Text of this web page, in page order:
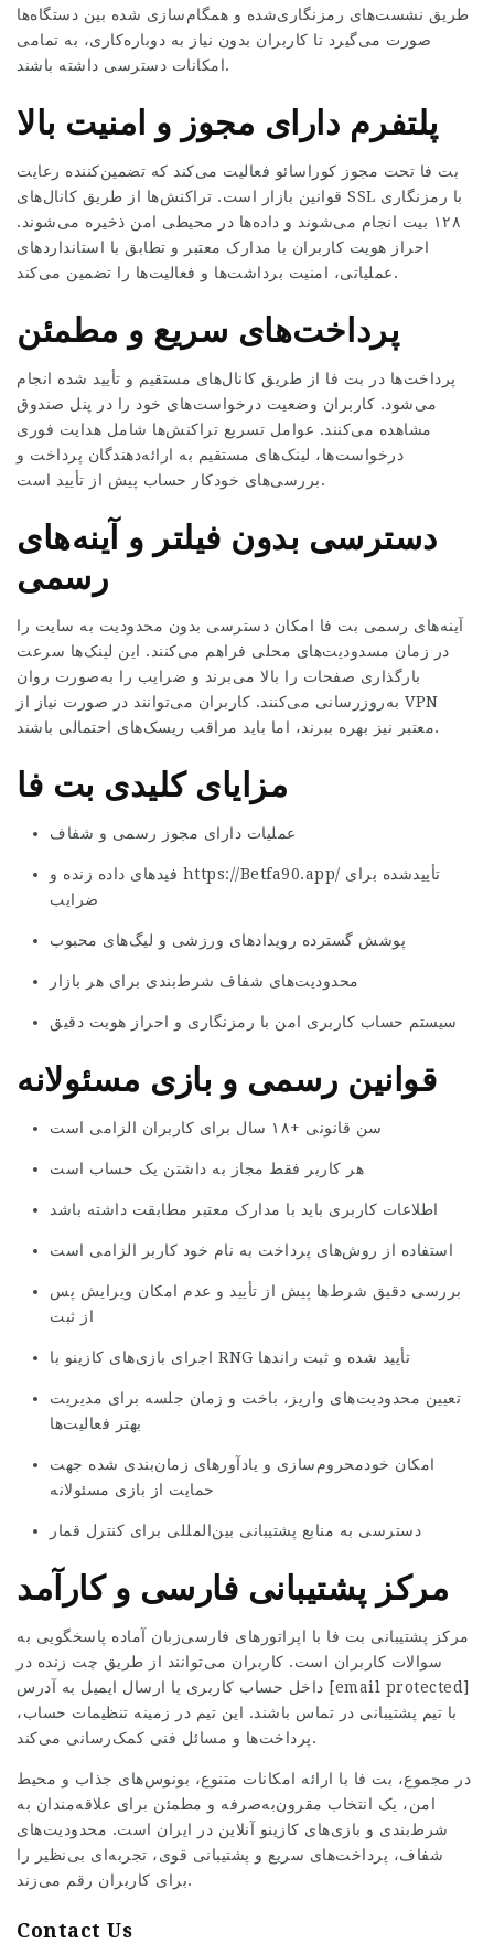
طریق نشست‌های رمزنگاری‌شده و همگام‌سازی شده بین دستگاه‌ها
صورت می‌گیرد تا کاربران بدون نیاز به دوباره‌کاری، به تمامی
امکانات دسترسی داشته باشند.
پلتفرم دارای مجوز و امنیت بالا
بت فا تحت مجوز کوراسائو فعالیت می‌کند که تضمین‌کننده رعایت
قوانین بازار است. تراکنش‌ها از طریق کانال‌های SSL با رمزنگاری
۱۲۸ بیت انجام می‌شوند و داده‌ها در محیطی امن ذخیره می‌شوند.
احراز هویت کاربران با مدارک معتبر و تطابق با استانداردهای
عملیاتی، امنیت برداشت‌ها و فعالیت‌ها را تضمین می‌کند.
پرداخت‌های سریع و مطمئن
پرداخت‌ها در بت فا از طریق کانال‌های مستقیم و تأیید شده انجام
می‌شود. کاربران وضعیت درخواست‌های خود را در پنل صندوق
مشاهده می‌کنند. عوامل تسریع تراکنش‌ها شامل هدایت فوری
درخواست‌ها، لینک‌های مستقیم به ارائه‌دهندگان پرداخت و
بررسی‌های خودکار حساب پیش از تأیید است.
دسترسی بدون فیلتر و آینه‌های
رسمی
آینه‌های رسمی بت فا امکان دسترسی بدون محدودیت به سایت را
در زمان مسدودیت‌های محلی فراهم می‌کنند. این لینک‌ها سرعت
بارگذاری صفحات را بالا می‌برند و ضرایب را به‌صورت روان
به‌روزرسانی می‌کنند. کاربران می‌توانند در صورت نیاز از VPN
معتبر نیز بهره ببرند، اما باید مراقب ریسک‌های احتمالی باشند.
مزایای کلیدی بت فا
عملیات دارای مجوز رسمی و شفاف
https://Betfa90.app/
ضرایب
پوشش گسترده رویدادهای ورزشی و لیگ‌های محبوب
محدودیت‌های شفاف شرط‌بندی برای هر بازار
سیستم حساب کاربری امن با رمزنگاری و احراز هویت دقیق
قوانین رسمی و بازی مسئولانه
سن قانونی +۱۸ سال برای کاربران الزامی است
هر کاربر فقط مجاز به داشتن یک حساب است
اطلاعات کاربری باید با مدارک معتبر مطابقت داشته باشد
استفاده از روش‌های پرداخت به نام خود کاربر الزامی است
بررسی دقیق شرط‌ها پیش از تأیید و عدم امکان ویرایش پس
از ثبت
اجرای بازی‌های کازینو با RNG تأیید شده و ثبت راندها
تعیین محدودیت‌های واریز، باخت و زمان جلسه برای مدیریت
بهتر فعالیت‌ها
امکان خودمحروم‌سازی و یادآورهای زمان‌بندی شده جهت
حمایت از بازی مسئولانه
دسترسی به منابع پشتیبانی بین‌المللی برای کنترل قمار
مرکز پشتیبانی فارسی و کارآمد
مرکز پشتیبانی بت فا با اپراتورهای فارسی‌زبان آماده پاسخگویی به
سوالات کاربران است. کاربران می‌توانند از طریق چت زنده در
داخل حساب کاربری یا ارسال ایمیل به آدرس [email protected]
با تیم پشتیبانی در تماس باشند. این تیم در زمینه تنظیمات حساب،
پرداخت‌ها و مسائل فنی کمک‌رسانی می‌کند.
در مجموع، بت فا با ارائه امکانات متنوع، بونوس‌های جذاب و محیط
امن، یک انتخاب مقرون‌به‌صرفه و مطمئن برای علاقه‌مندان به
شرط‌بندی و بازی‌های کازینو آنلاین در ایران است. محدودیت‌های
شفاف، پرداخت‌های سریع و پشتیبانی قوی، تجربه‌ای بی‌نظیر را
برای کاربران رقم می‌زند.
Contact Us